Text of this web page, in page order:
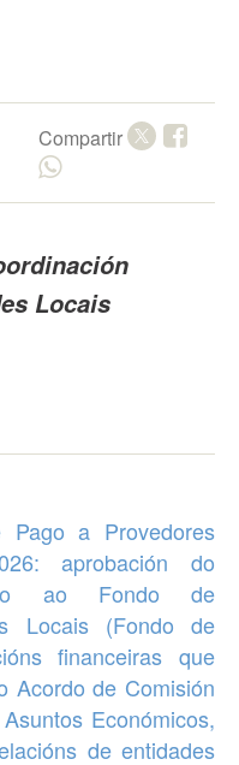
Compartir
Locais
Pago a Provedores
: aprobación do
ao Fondo de
Locais (Fondo de
financeiras que
Acordo de Comisión
Económicos,
de entidades